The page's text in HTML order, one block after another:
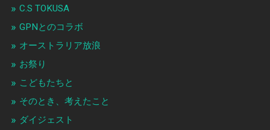
C.S TOKUSA
GPNとのコラボ
オーストラリア放浪
お祭り
こどもたちと
そのとき、考えたこと
ダイジェスト